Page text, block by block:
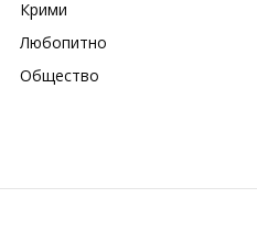
Крими
Любопитно
Общество